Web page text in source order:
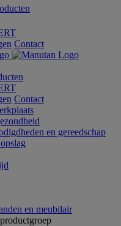
Contact
Contact
en gereedschap
en meubilair